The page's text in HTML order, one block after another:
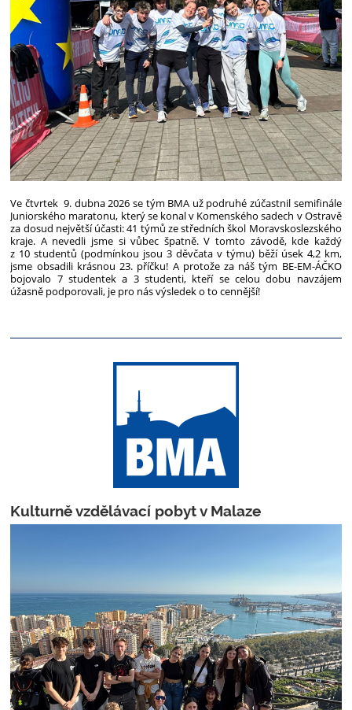
Ve čtvrtek 9. dubna 2026 se tým BMA už podruhé zúčastnil semifinále
Juniorského maratonu, který se konal v Komenského sadech v Ostravě
za dosud největší účasti: 41 týmů ze středních škol Moravskoslezského
kraje. A nevedli jsme si vůbec špatně. V tomto závodě, kde každý
z 10 studentů (podmínkou jsou 3 děvčata v týmu) běží úsek 4,2 km,
jsme obsadili krásnou 23. příčku! A protože za náš tým BE-EM-ÁČKO
bojovalo 7 studentek a 3 studenti, kteří se celou dobu navzájem
úžasně podporovali, je pro nás výsledek o to cennější!
Kulturně vzdělávací pobyt v Malaze